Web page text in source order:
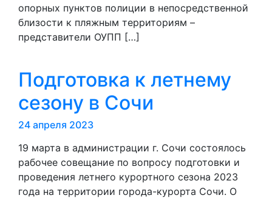
опорных пунктов полиции в непосредственной
близости к пляжным территориям –
представители ОУПП […]
Подготовка к летнему
сезону в Сочи
24 апреля 2023
19 марта в администрации г. Сочи состоялось
рабочее совещание по вопросу подготовки и
проведения летнего курортного сезона 2023
года на территории города-курорта Сочи. О